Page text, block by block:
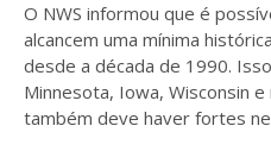
O NWS informou que é
alcancem uma mínima
desde a década de 1990.
Minnesota, Iowa, Wisconsin
também deve haver fortes